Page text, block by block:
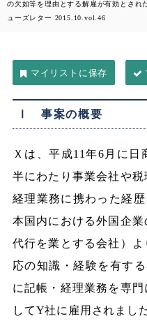
の欠如等を理由とする解雇が有効とされ
ューズレター 2015.10.vol.46
Ⅰ 事案の概要
Ｘは、平成11年6月に
半にわたり事業会社や税
経理業務に携わった経
本国内における外国企
代行を業とする会社）
応の知識・経験を有す
に記帳・経理業務を専
してY社に雇用されました